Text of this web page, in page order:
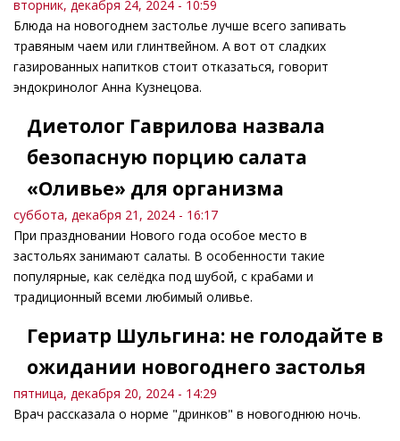
вторник, декабря 24, 2024 - 10:59
Блюда на новогоднем застолье лучше всего запивать
травяным чаем или глинтвейном. А вот от сладких
газированных напитков стоит отказаться, говорит
эндокринолог Анна Кузнецова.
Диетолог Гаврилова назвала
безопасную порцию салата
«Оливье» для организма
суббота, декабря 21, 2024 - 16:17
При праздновании Нового года особое место в
застольях занимают салаты. В особенности такие
популярные, как селёдка под шубой, с крабами и
традиционный всеми любимый оливье.
Гериатр Шульгина: не голодайте в
ожидании новогоднего застолья
пятница, декабря 20, 2024 - 14:29
Врач рассказала о норме "дринков" в новогоднюю ночь.